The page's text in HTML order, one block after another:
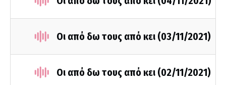
Οι από δω τους από κει (03/11/2021)
Οι από δω τους από κει (02/11/2021)